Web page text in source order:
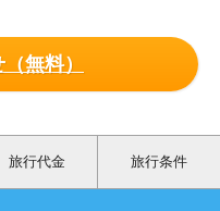
無料）
旅行代金 旅行条件